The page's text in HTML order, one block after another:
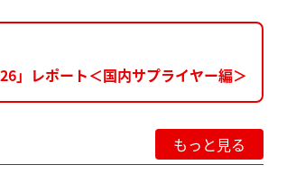
」レポート＜国内サプライヤー編＞
もっと見る